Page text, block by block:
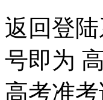
返回登
号即为
高考准